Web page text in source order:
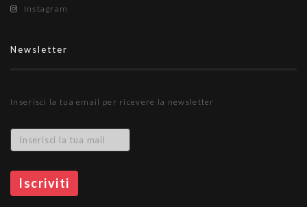
Instagram
Newsletter
Inserisci la tua email per ricevere la newsletter